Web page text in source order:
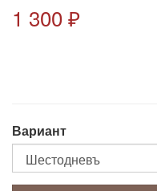
1 300 ₽
Вариант